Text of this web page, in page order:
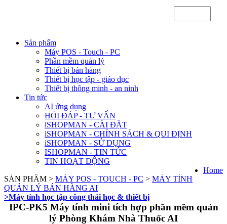
Sản phẩm
Máy POS - Touch - PC
Phần mềm quản lý
Thiết bị bán hàng
Thiết bị học tập - giáo dục
Thiết bị thông minh - an ninh
Tin tức
AI ứng dụng
HỎI ĐÁP - TƯ VẤN
iSHOPMAN - CÀI ĐẶT
iSHOPMAN - CHÍNH SÁCH & QUI ĐỊNH
iSHOPMAN - SỬ DỤNG
ISHOPMAN - TIN TỨC
TIN HOẠT ĐỘNG
Home
SẢN PHẨM > MÁY POS - TOUCH - PC > MÁY TÍNH
QUẢN LÝ BÁN HÀNG AI
>Máy tính học tập công thái học & thiết bị
IPC-PK5 Máy tính mini tích hợp phần mềm quản
lý Phòng Khám Nhà Thuốc AI